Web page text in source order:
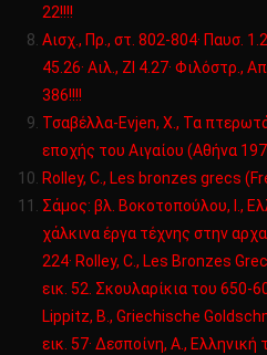
22!!!!
Αισχ., Πρ., στ. 802-804· Παυσ.
45.26· Αιλ., ΖΙ 4.27· Φιλόστρ.,
386!!!!
Τσαβέλλα-Evjen, Χ., Τα
εποχής του Αιγαίου (Αθήνα
Rolley, C., Les bronzes grecs
Σάμος: βλ. Βοκοτοπούλου, Ι.,
χάλκινα έργα τέχνης στην
224· Rolley, C., Les Βronzes
εικ. 52. Σκουλαρίκια του
Lippitz, B., Griechische
εικ. 57· Δεσποίνη, Α.,